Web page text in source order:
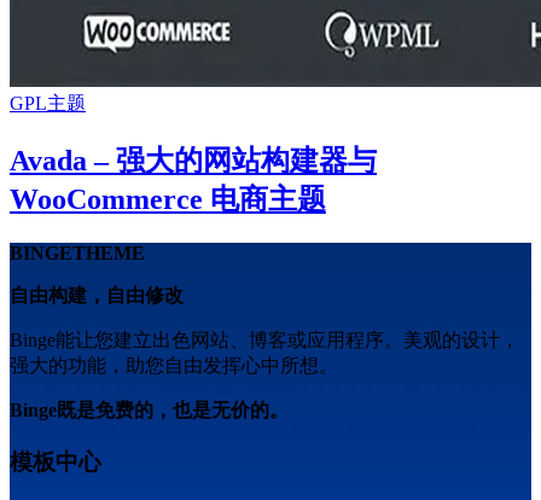
GPL主题
Avada – 强大的网站构建器与
WooCommerce 电商主题
BINGETHEME
自由构建，自由修改
Binge能让您建立出色网站、博客或应用程序。美观的设计，
强大的功能，助您自由发挥心中所想。
Binge既是免费的，也是无价的。
模板中心